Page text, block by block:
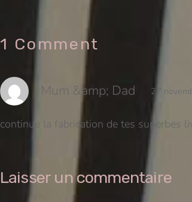
1 Comment
Mum &amp; Dad 27
continue la fabrication de tes superbes
Laisser un commentaire